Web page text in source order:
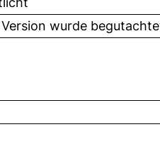
wurde